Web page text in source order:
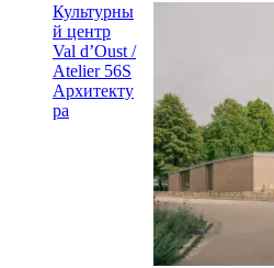
Культурны
й центр
Val d’Oust /
Atelier 56S
Архитекту
ра